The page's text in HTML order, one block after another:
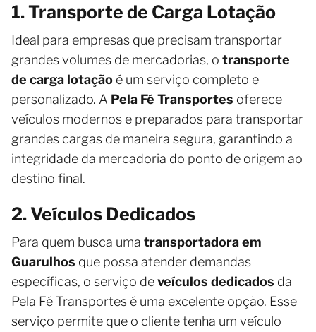
1. Transporte de Carga Lotação
Ideal para empresas que precisam transportar
grandes volumes de mercadorias, o transporte
de carga lotação é um serviço completo e
personalizado. A Pela Fé Transportes oferece
veículos modernos e preparados para transportar
grandes cargas de maneira segura, garantindo a
integridade da mercadoria do ponto de origem ao
destino final.
2. Veículos Dedicados
Para quem busca uma transportadora em
Guarulhos que possa atender demandas
específicas, o serviço deveículos dedicados da
Pela Fé Transportes é uma excelente opção. Esse
serviço permite que o cliente tenha um veículo